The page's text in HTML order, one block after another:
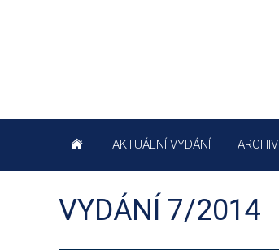
AKTUÁLNÍ VYDÁNÍ ARCHIV
VYDÁNÍ 7/2014